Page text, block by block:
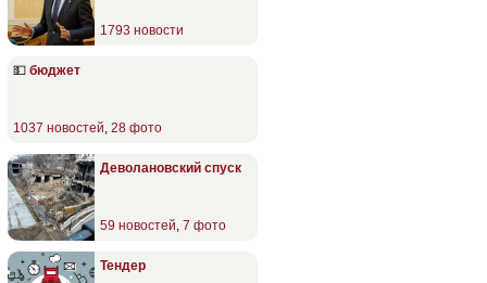
1793 новости
💵 бюджет
1037 новостей, 28 фото
Деволановский спуск
59 новостей, 7 фото
Тендер